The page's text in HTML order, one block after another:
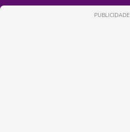
PUBLICIDADE